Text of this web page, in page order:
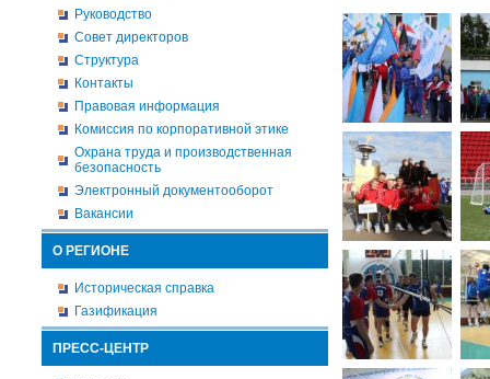
Руководство
Совет директоров
Структура
Контакты
Правовая информация
Комиссия по корпоративной этике
Охрана труда и производственная
безопасность
Электронный документооборот
Вакансии
О РЕГИОНЕ
Историческая справка
Газификация
ПРЕСС-ЦЕНТР